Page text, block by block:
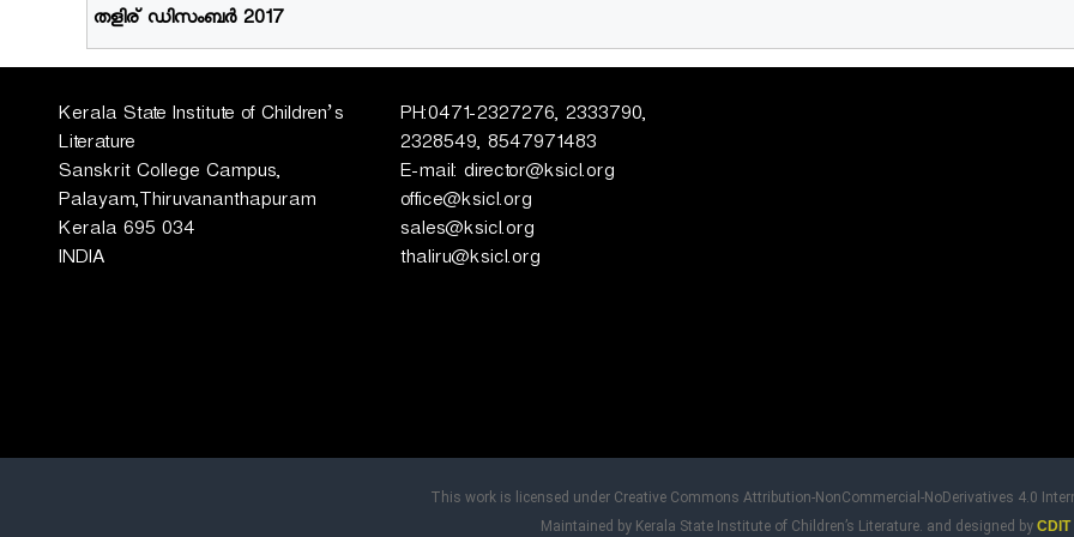
റ്റ്യൂ
ട്ട്
തളിര് ഡിസംബര്‍ 2017
Kerala State Institute of Children’s
Literature
Sanskrit College Campus,
Palayam,Thiruvananthapuram
Kerala 695 034
INDIA
PH:0471-2327276, 2333790,
2328549, 8547971483
E-mail: director@ksicl.org
office@ksicl.org
sales@ksicl.org
thaliru@ksicl.org
This work is licensed under Creative Commons Attribution-NonCommercial-NoDerivatives 4.0
Maintained by Kerala State Institute of Children’s Literature. and designed by CDIT